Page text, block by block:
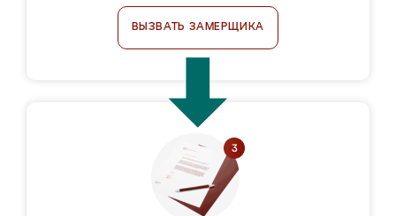
ВЫЗВАТЬ ЗАМЕРЩИКА